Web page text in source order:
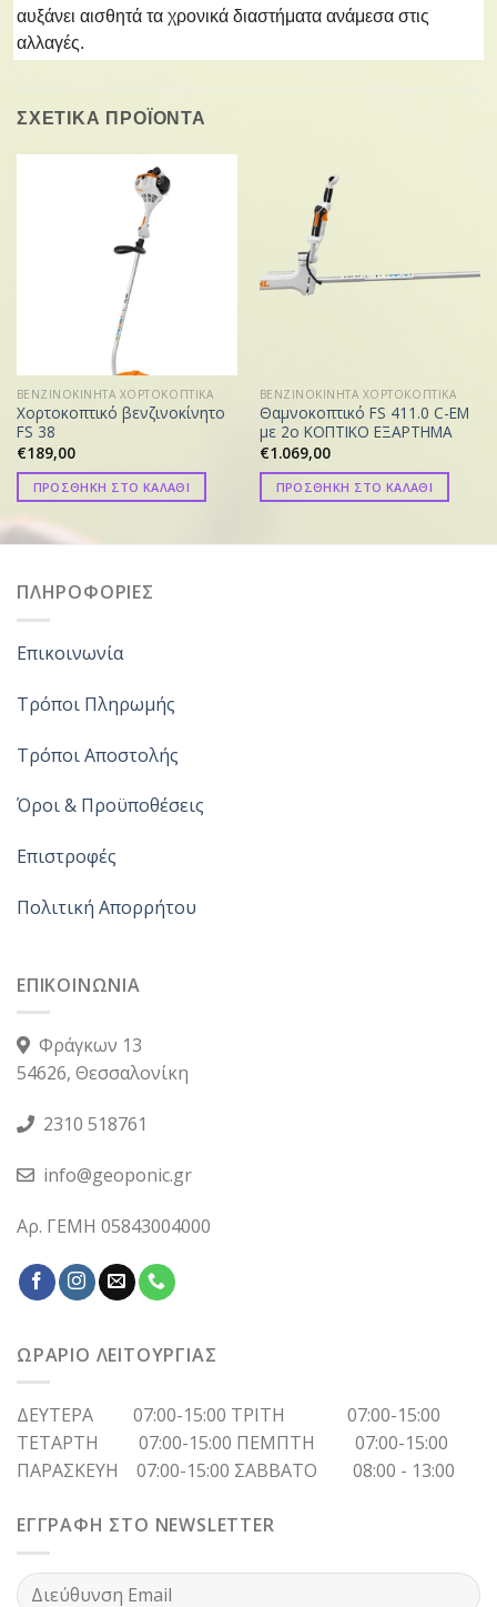
αυξάνει αισθητά τα χρονικά διαστήματα ανάμεσα στις
αλλαγές.
ΣΧΕΤΙΚΑ ΠΡΟΪΟΝΤΑ
ΒΕΝΖΙΝΟΚΙΝΗΤΑ ΧΟΡΤΟΚΟΠΤΙΚΑ
Χορτοκοπτικό βενζινοκίνητο
FS 38
€189,00
ΠΡΟΣΘΗΚΗ ΣΤΟ ΚΑΛΑΘΙ
ΒΕΝΖΙΝΟΚΙΝΗΤΑ ΧΟΡΤΟΚΟΠΤΙΚΑ
Θαμνοκοπτικό FS 411.0 C-EM
με 2ο ΚΟΠΤΙΚΟ ΕΞΑΡΤΗΜΑ
€1.069,00
ΠΡΟΣΘΗΚΗ ΣΤΟ ΚΑΛΑΘΙ
ΠΛΗΡΟΦΟΡΙΕΣ
Επικοινωνία
Τρόποι Πληρωμής
Τρόποι Αποστολής
Όροι & Προϋποθέσεις
Επιστροφές
Πολιτική Απορρήτου
ΕΠΙΚΟΙΝΩΝΙΑ
Φράγκων 13
54626, Θεσσαλονίκη
2310 518761
info@geoponic.gr
Αρ. ΓΕΜΗ 05843004000
ΩΡΑΡΙΟ ΛΕΙΤΟΥΡΓΙΑΣ
ΔΕΥΤΕΡΑ 07:00-15:00 ΤΡΙΤΗ 07:00-15:00
ΤΕΤΑΡΤΗ 07:00-15:00 ΠΕΜΠΤΗ 07:00-15:00
ΠΑΡΑΣΚΕΥΗ 07:00-15:00 ΣΑΒΒΑΤΟ 08:00 - 13:00
ΕΓΓΡΑΦΗ ΣΤΟ NEWSLETTER